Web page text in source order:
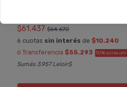
$61.437 $64.670
6 cuotas sin interés de $10.240
ó Transferencia $55.293 10% EXTRA OFF
Sumás 3.957 Leloir$